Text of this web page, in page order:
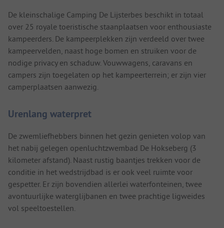
De kleinschalige Camping De Lijsterbes beschikt in totaal
over 25 royale toeristische staanplaatsen voor enthousiaste
kampeerders. De kampeerplekken zijn verdeeld over twee
kampeervelden, naast hoge bomen en struiken voor de
nodige privacy en schaduw. Vouwwagens, caravans en
campers zijn toegelaten op het kampeerterrein; er zijn vier
camperplaatsen aanwezig.
Urenlang waterpret
De zwemliefhebbers binnen het gezin genieten volop van
het nabij gelegen openluchtzwembad De Hokseberg (3
kilometer afstand). Naast rustig baantjes trekken voor de
conditie in het wedstrijdbad is er ook veel ruimte voor
gespetter. Er zijn bovendien allerlei waterfonteinen, twee
avontuurlijke waterglijbanen en twee prachtige ligweides
vol speeltoestellen.